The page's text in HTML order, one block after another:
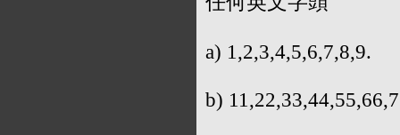
a) 1,2,3,4,5,6,7,8,9.
b)